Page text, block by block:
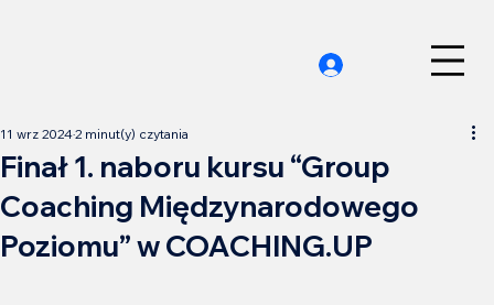
Finał 1. naboru kursu “Group
Coaching Międzynarodowego
Poziomu” w COACHING.UP
11 wrz 20242 minut(y) czytania